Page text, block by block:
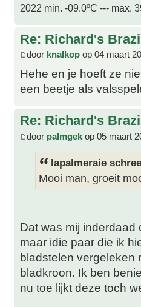
2022 min. -09.0ºC --- max.
Re: Richard's
door knalkop op 04 maart
Hehe en je hoeft ze
een beetje als
Re: Richard's
door palmgek op 05 maart
lapalmeraie
Mooi man, groeit
Dat was mij
maar idie paar die ik
bladstelen vergeleken
bladkroon. Ik ben
nu toe lijkt deze toch